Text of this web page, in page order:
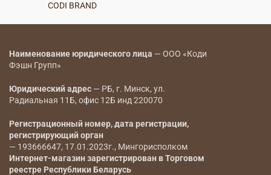
CODI BRAND
Наименование юридического лица — ООО «Коди
Фэшн Групп»
Юридический адрес — РБ, г. Минск, ул.
Радиальная 11Б, офис 12Б инд 220070
Регистрационный номер, дата регистрации,
регистрирующий орган
— 193666647, 17.01.2023г., Мингорисполком
Интернет-магазин зарегистрирован в Торговом
реестре Республики Беларусь